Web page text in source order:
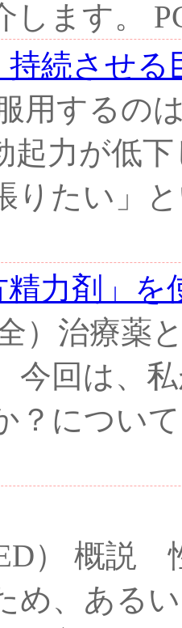
します。
続させる
用するの
起力が低
りたい」
力剤」を
）治療薬
今回は、
？につい
） 概説
め、ある